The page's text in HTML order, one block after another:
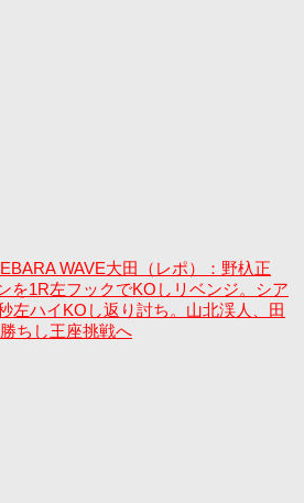
WAVE大田（レポ）：野杁正
を1R左フックでKOしリベンジ。シア
左ハイKOし返り討ち。山北渓人、田
ちし王座挑戦へ